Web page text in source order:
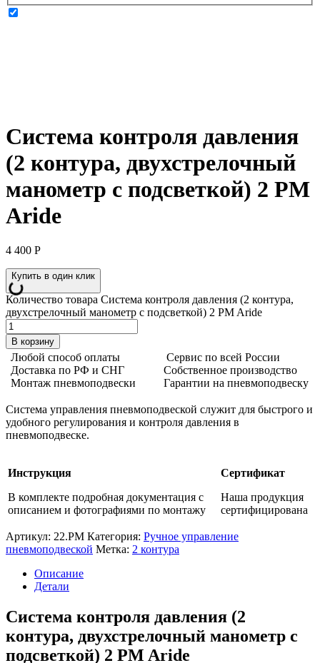
Система контроля давления
(2 контура, двухстрелочный
манометр с подсветкой) 2 PM
Aride
4 400 Р
Купить в один клик
Количество товара Система контроля давления (2 контура,
двухстрелочный манометр с подсветкой) 2 PM Aride
В корзину
Любой способ оплаты
Доставка по РФ и СНГ
Монтаж пневмоподвески
Сервис по всей России
Собственное производство
Гарантии на пневмоподвеску
Система управления пневмоподвеской служит для быстрого и
удобного регулирования и контроля давления в
пневмоподвеске.
Инструкция
В комплекте подробная документация с
описанием и фотографиями по монтажу
Сертификат
Наша продукция
сертифицирована
Артикул: 22.PM Категория: Ручное управление
пневмоподвеской Метка: 2 контура
Описание
Детали
Система контроля давления (2
контура, двухстрелочный манометр с
подсветкой) 2 PM Aride